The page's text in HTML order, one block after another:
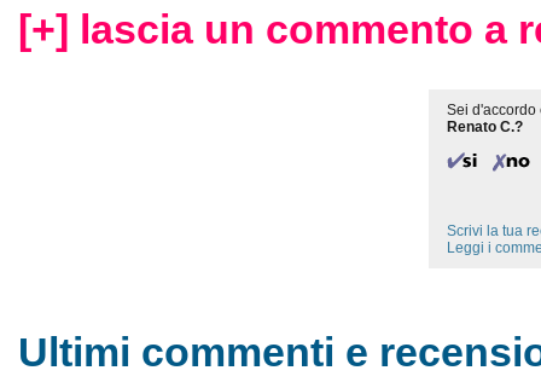
[+] lascia un commento a
Sei d'accordo
Renato C.?
Scrivi la tua
Leggi i
Ultimi commenti e